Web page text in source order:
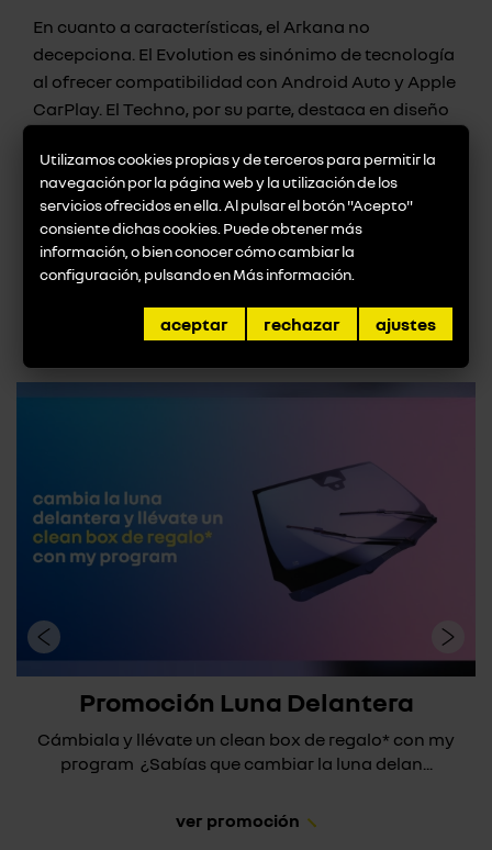
En cuanto a características, el Arkana no
decepciona. El Evolution es sinónimo de tecnología
al ofrecer compatibilidad con Android Auto y Apple
CarPlay. El Techno, por su parte, destaca en diseño
conducción personalizada. El Esprit Alpine, en
cambio, es lujo y sofisticación, con detalles en
Alcantara y llantas de 19 pulgadas.
volver a noticias
promociones destacadas
Promoción Luna Delantera
Cámbiala y llévate un clean box de regalo* con my
program ¿Sabías que cambiar la luna delan...
ver promoción
Utilizamos cookies propias y de terceros para permitir la
navegación por la página web y la utilización de los
servicios ofrecidos en ella. Al pulsar el botón "Acepto"
consiente dichas cookies. Puede obtener más
información, o bien conocer cómo cambiar la
configuración, pulsando enMás información
aceptar rechazar ajustes